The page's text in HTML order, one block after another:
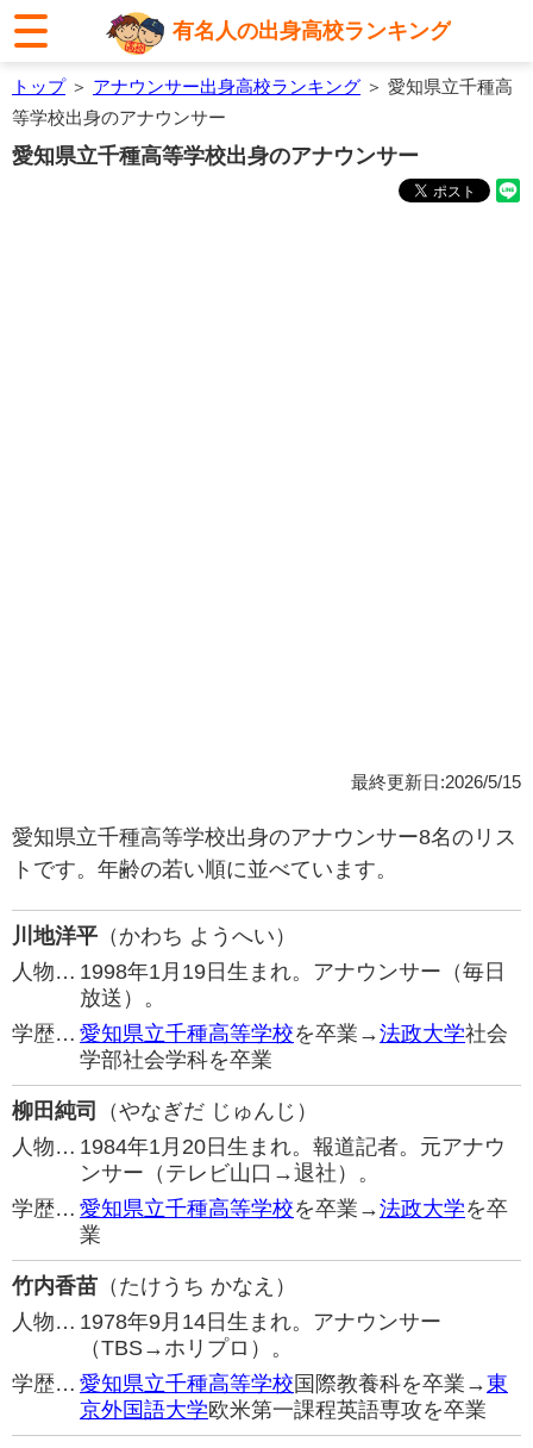
有名人の出身高校ランキング
トップ＞ アナウンサー出身高校ランキング ＞ 愛知県立千種高
等学校出身のアナウンサー
愛知県立千種高等学校出身のアナウンサー
最終更新日:2026/5/15
愛知県立千種高等学校出身のアナウンサー8名のリス
トです。年齢の若い順に並べています。
川地洋平 （かわち ようへい）
人物… 1998年1月19日生まれ。アナウンサー（毎日
放送）。
学歴… 愛知県立千種高等学校を卒業→法政大学社会
学部社会学科を卒業
柳田純司
（やなぎだ じゅんじ）
人物… 1984年1月20日生まれ。報道記者。元アナウ
ンサー（テレビ山口→退社）。
学歴… 愛知県立千種高等学校を卒業→法政大学を卒
業
竹内香苗 （たけうち かなえ）
人物… 1978年9月14日生まれ。アナウンサー
（TBS→ホリプロ）。
学歴… 愛知県立千種高等学校 国際教養科を卒業→東
京外国語大学欧米第一課程英語専攻を卒業